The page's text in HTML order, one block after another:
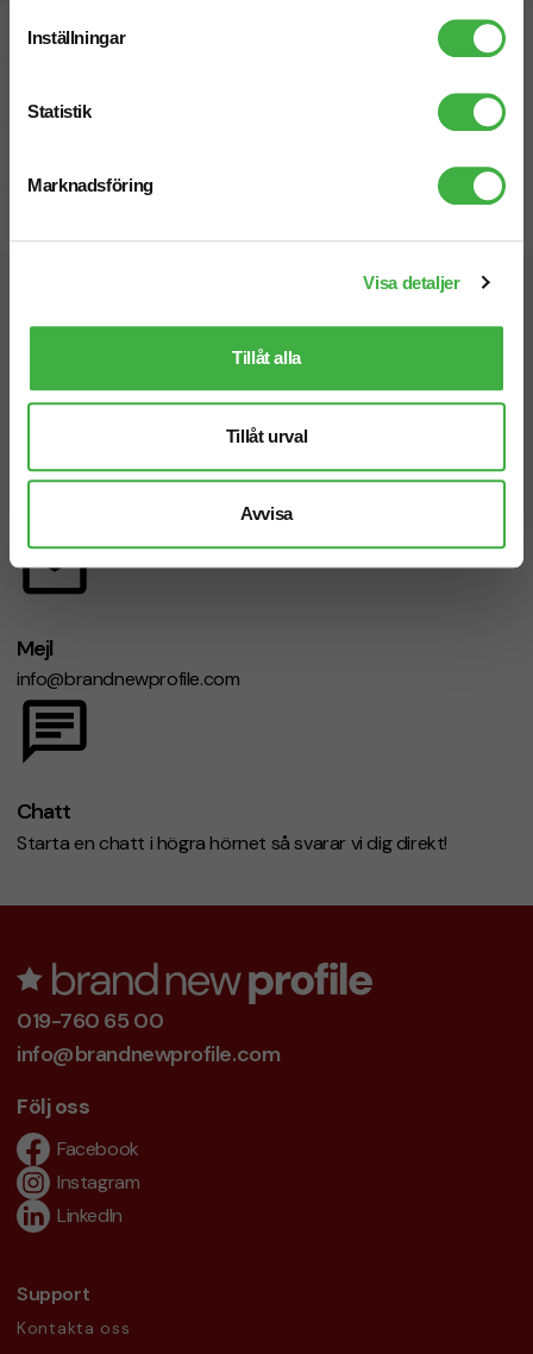
Inställningar
Statistik
Marknadsföring
Visa detaljer
Tillåt alla
Tillåt urval
Avvisa
Designskiss inom 1 h
Telefon: 019-760 65 00
Mejl
info@brandnewprofile.com
Chatt
Starta en chatt i högra hörnet så svarar vi dig direkt!
019-760 65 00
info@brandnewprofile.com
Följ oss
Facebook
Instagram
LinkedIn
Support
Kontakta oss